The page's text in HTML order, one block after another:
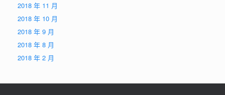
2018 年 11 月
2018 年 10 月
2018 年 9 月
2018 年 8 月
2018 年 2 月